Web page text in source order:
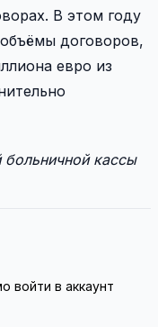
В этом году
договоров,
евро из
кассы
войти в аккаунт